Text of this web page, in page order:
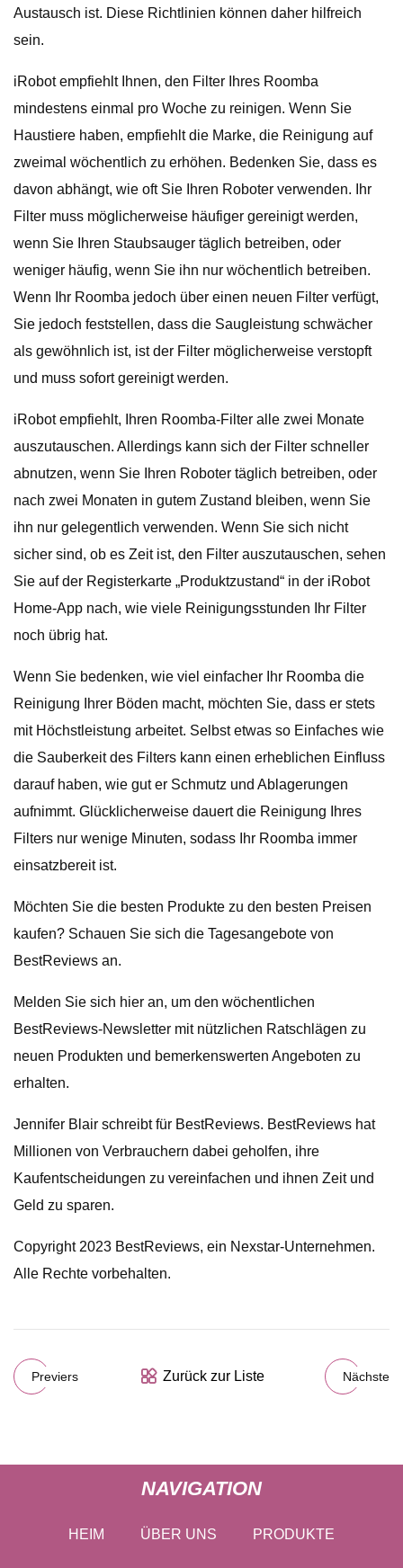
Austausch ist. Diese Richtlinien können daher hilfreich
sein.
iRobot empfiehlt Ihnen, den Filter Ihres Roomba
mindestens einmal pro Woche zu reinigen. Wenn Sie
Haustiere haben, empfiehlt die Marke, die Reinigung auf
zweimal wöchentlich zu erhöhen. Bedenken Sie, dass es
davon abhängt, wie oft Sie Ihren Roboter verwenden. Ihr
Filter muss möglicherweise häufiger gereinigt werden,
wenn Sie Ihren Staubsauger täglich betreiben, oder
weniger häufig, wenn Sie ihn nur wöchentlich betreiben.
Wenn Ihr Roomba jedoch über einen neuen Filter verfügt,
Sie jedoch feststellen, dass die Saugleistung schwächer
als gewöhnlich ist, ist der Filter möglicherweise verstopft
und muss sofort gereinigt werden.
iRobot empfiehlt, Ihren Roomba-Filter alle zwei Monate
auszutauschen. Allerdings kann sich der Filter schneller
abnutzen, wenn Sie Ihren Roboter täglich betreiben, oder
nach zwei Monaten in gutem Zustand bleiben, wenn Sie
ihn nur gelegentlich verwenden. Wenn Sie sich nicht
sicher sind, ob es Zeit ist, den Filter auszutauschen, sehen
Sie auf der Registerkarte „Produktzustand“ in der iRobot
Home-App nach, wie viele Reinigungsstunden Ihr Filter
noch übrig hat.
Wenn Sie bedenken, wie viel einfacher Ihr Roomba die
Reinigung Ihrer Böden macht, möchten Sie, dass er stets
mit Höchstleistung arbeitet. Selbst etwas so Einfaches wie
die Sauberkeit des Filters kann einen erheblichen Einfluss
darauf haben, wie gut er Schmutz und Ablagerungen
aufnimmt. Glücklicherweise dauert die Reinigung Ihres
Filters nur wenige Minuten, sodass Ihr Roomba immer
einsatzbereit ist.
Möchten Sie die besten Produkte zu den besten Preisen
kaufen? Schauen Sie sich die Tagesangebote von
BestReviews an.
Melden Sie sich hier an, um den wöchentlichen
BestReviews-Newsletter mit nützlichen Ratschlägen zu
neuen Produkten und bemerkenswerten Angeboten zu
erhalten.
Jennifer Blair schreibt für BestReviews. BestReviews hat
Millionen von Verbrauchern dabei geholfen, ihre
Kaufentscheidungen zu vereinfachen und ihnen Zeit und
Geld zu sparen.
Copyright 2023 BestReviews, ein Nexstar-Unternehmen.
Alle Rechte vorbehalten.
Previers Zurück zur Liste Nächste
NAVIGATION
HEIM ÜBER UNS PRODUKTE